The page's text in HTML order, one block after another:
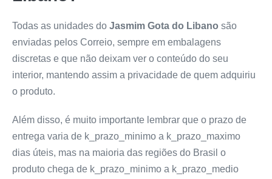
Todas as unidades do Jasmim Gota do Libano são
enviadas pelos Correio, sempre em embalagens
discretas e que não deixam ver o conteúdo do seu
interior, mantendo assim a privacidade de quem adquiriu
o produto.
Além disso, é muito importante lembrar que o prazo de
entrega varia de k_prazo_minimo a k_prazo_maximo
dias úteis, mas na maioria das regiões do Brasil o
produto chega de k_prazo_minimo a k_prazo_medio